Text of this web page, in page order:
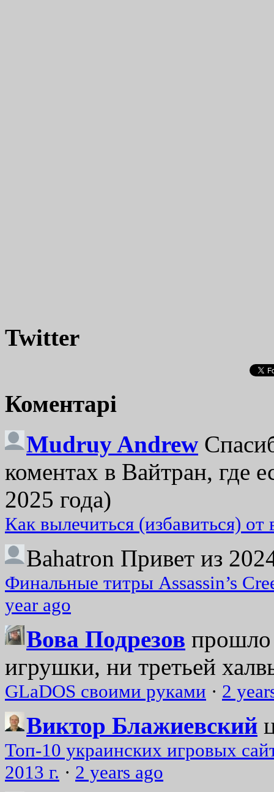
Twitter
Коментарі
Mudruy Andrew
коментах в Вайтран, где
2025 года)
Как вылечиться (избавиться)
Bahatron Привет из
Финальные титры Assassin’s
year ago
Вова Подрезов прошло
игрушки, ни третьей
GLaDOS своими руками · 2
Виктор Блажиевский
Топ-10 украинских игровых
2013 г. · 2 years ago